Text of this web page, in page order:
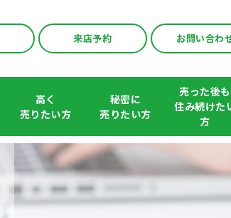
来店予約 お問い合わ
高く
売りたい方
秘密に
売りたい方
売った後も
住み続けた
方